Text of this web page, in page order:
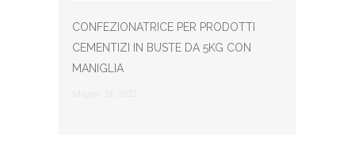
CONFEZIONATRICE PER PRODOTTI
CEMENTIZI IN BUSTE DA 5KG CON
MANIGLIA